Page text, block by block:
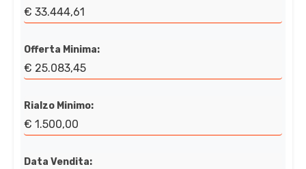
€ 33.444,61
Offerta Minima:
€ 25.083,45
Rialzo Minimo:
€ 1.500,00
Data Vendita: